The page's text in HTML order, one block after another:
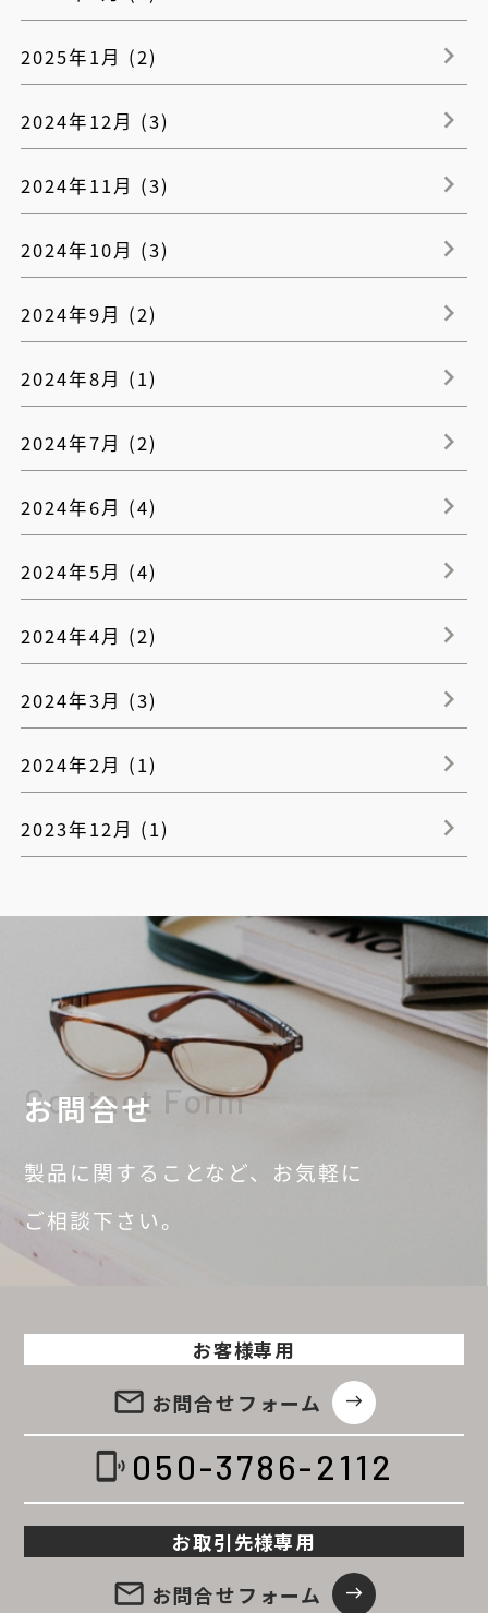
2025年1月 (2)
2024年12月 (3)
2024年11月 (3)
2024年10月 (3)
2024年9月 (2)
2024年8月 (1)
2024年7月 (2)
2024年6月 (4)
2024年5月 (4)
2024年4月 (2)
2024年3月 (3)
2024年2月 (1)
2023年12月 (1)
お問合せ
Contact Form
製品に関することなど、 お気軽に
ご相談下さい。
お客様専用
email お問合せフォーム east
phonelink_ring 050-3786-2112
お取引先様専用
email お問合せフォーム east